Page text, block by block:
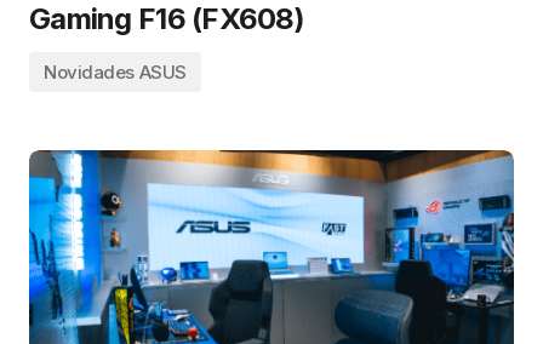
Gaming F16 (FX608)
Novidades ASUS